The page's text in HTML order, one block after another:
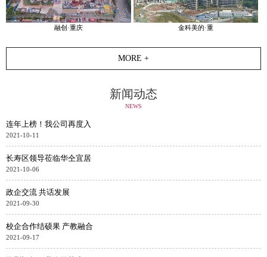
融创·重庆 金科美的·重
MORE +
新闻动态
NEWS
连年上榜！我公司再度入
2021-10-11
长寿区领导莅临华仝宜居
2021-10-06
政企交流 共话发展
2021-09-30
校企合作结硕果 产教融合
2021-09-17